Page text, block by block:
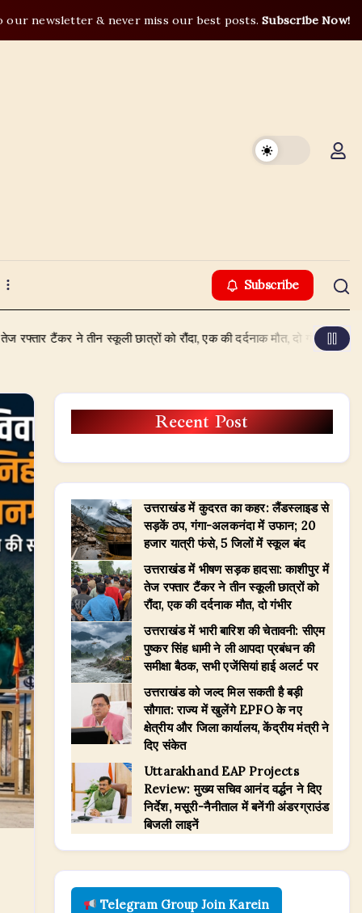
our newsletter & never miss our best posts.Subscribe Now!
Subscribe
स्कूली छात्रों को रौंदा, एक की दर्दनाक मौत, दो गंभीर August 5, 2026
Recent Post
उत्तराखंड में कुदरत का कहर: लैंडस्लाइड से
सड़कें ठप, गंगा-अलकनंदा में उफान; 20
हजार यात्री फंसे, 5 जिलों में स्कूल बंद
उत्तराखंड में भीषण सड़क हादसा: काशीपुर में
तेज रफ्तार टैंकर ने तीन स्कूली छात्रों को
रौंदा, एक की दर्दनाक मौत, दो गंभीर
उत्तराखंड में भारी बारिश की चेतावनी: सीएम
पुष्कर सिंह धामी ने ली आपदा प्रबंधन की
समीक्षा बैठक, सभी एजेंसियां हाई अलर्ट पर
उत्तराखंड को जल्द मिल सकती है बड़ी
सौगात: राज्य में खुलेंगे EPFO के नए
क्षेत्रीय और जिला कार्यालय, केंद्रीय मंत्री ने
दिए संकेत
​Uttarakhand EAP Projects
Review: मुख्य सचिव आनंद वर्द्धन ने दिए
निर्देश, मसूरी-नैनीताल में बनेंगी अंडरग्राउंड
बिजली लाइनें
Telegram Group Join Karein